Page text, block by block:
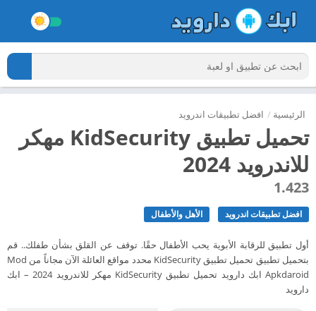
الرئيسية / افضل تطبيقات اندرويد
تحميل تطبيق KidSecurity مهكر
للاندرويد 2024
1.423
افضل تطبيقات اندرويد الأهل والأطفال
أول تطبيق للرقابة الأبوية يحب الأطفال حقًا. توقف عن القلق بشأن طفلك.. قم
بتحميل تطبيق تحميل تطبيق KidSecurity محدد مواقع العائلة الآن مجاناً من Mod
Apkdaroid ابك دارويد تحميل تطبيق KidSecurity مهكر للاندرويد 2024 – ابك
دارويد